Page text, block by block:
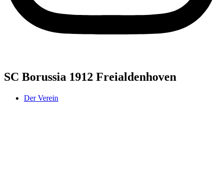
SC Borussia 1912 Freialdenhoven
Der Verein